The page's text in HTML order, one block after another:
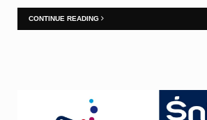
CONTINUE READING